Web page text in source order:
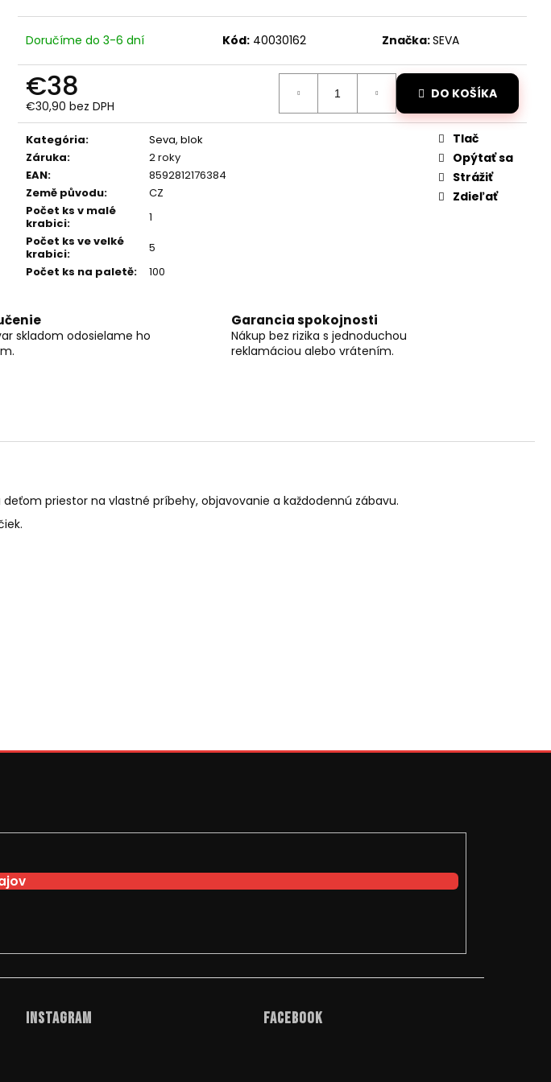
Doručíme do 3-6 dní Kód: 40030162 Značka:SEVA
€38
€30,90 bez DPH
Jednotková
cena:
DO KOŠÍKA
Kategória:
Seva, blok
Záruka:
2 roky
EAN:
8592812176384
Země původu:
CZ
Počet ks v malé
krabici:
1
Počet ks ve velké
krabici:
5
Počet ks na paletě: 100
Tlač
Opýtať sa
Strážiť
Zdieľať
skladom odosielame ho
Garancia spokojnosti
Nákup bez rizika s jednoduchou
reklamáciou alebo vrátením.
priestor na vlastné príbehy, objavovanie a každodennú zábavu.
CAR
BAGER 1:20 RTR 2,4GHZ
€59
Instagram Facebook